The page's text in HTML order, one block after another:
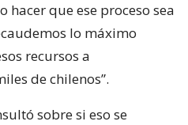
hacer que ese proceso sea
lo máximo
recursos a
de chilenos”.
sobre si eso se